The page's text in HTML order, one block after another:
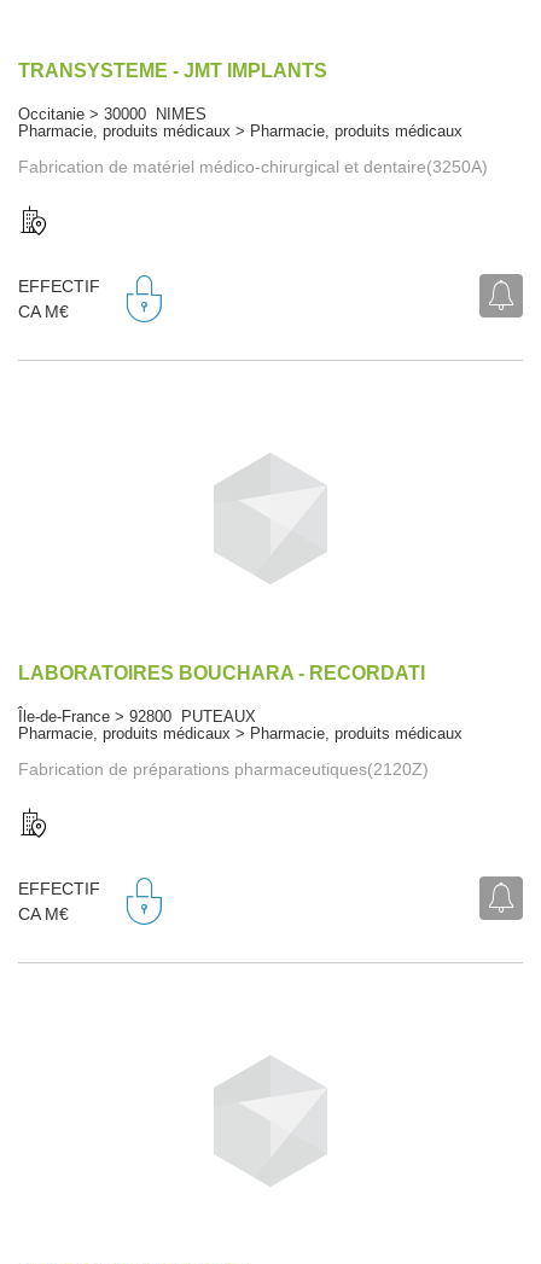
TRANSYSTEME - JMT IMPLANTS
Occitanie > 30000 NIMES
Pharmacie, produits médicaux > Pharmacie, produits médicaux
Fabrication de matériel médico-chirurgical et dentaire(3250A)
EFFECTIF
CA M€
LABORATOIRES BOUCHARA - RECORDATI
Île-de-France > 92800 PUTEAUX
Pharmacie, produits médicaux > Pharmacie, produits médicaux
Fabrication de préparations pharmaceutiques(2120Z)
EFFECTIF
CA M€